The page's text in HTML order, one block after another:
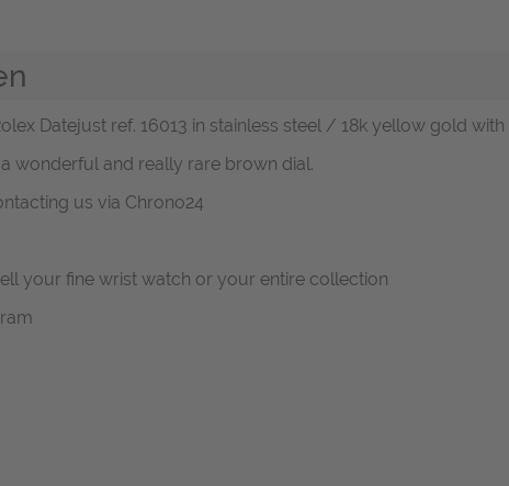
Datejust ref. 16013 in stainless steel / 18k yellow gold with
wonderful and really rare brown dial.
us via Chrono24
your fine wrist watch or your entire collection